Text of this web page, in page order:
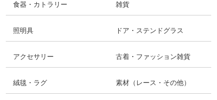
食器・カトラリー 雑貨
照明具 ドア・ステンドグラス
アクセサリー 古着・ファッション雑貨
絨毯・ラグ 素材（レース・その他）